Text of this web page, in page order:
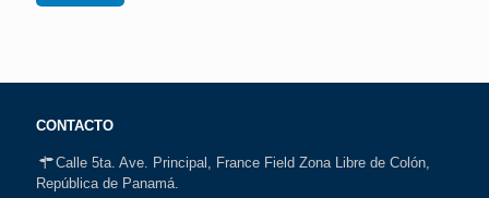
CONTACTO
Calle 5ta. Ave. Principal, France Field Zona Libre de Colón,
República de Panamá.